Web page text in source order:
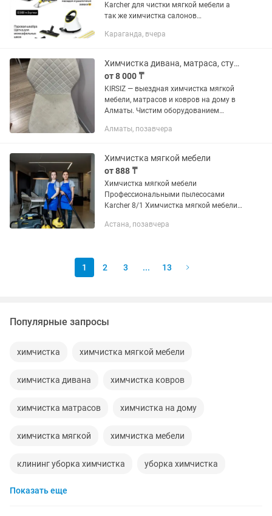
Karcher для чистки мягкой мебели а
так же химчистка салонов
автомобилей с выездом а так же для
аренды...
Караганда, вчера
Химчистка дивана, матраса, стульев на дому KIRSIZ Karcher
от 8 000 ₸
KIRSIZ — выездная химчистка мягкой
мебели, матрасов и ковров на дому в
Алматы. Чистим оборудованием
не «мойка водой», а глубокая
Алматы, позавчера
Химчистка мягкой мебели
от 888 ₸
Химчистка мягкой мебели
Профессиональными пылесосами
Karcher 8/1 Химчистка мягкой мебели
Работаем по городу Астана и
Астана, позавчера
1 2 3 ... 13
Популярные запросы
химчистка химчистка мягкой мебели
химчистка дивана химчистка ковров
химчистка матрасов химчистка на дому
химчистка мягкой химчистка мебели
клининг уборка химчистка уборка химчистка
химчистка дому
Показать еще